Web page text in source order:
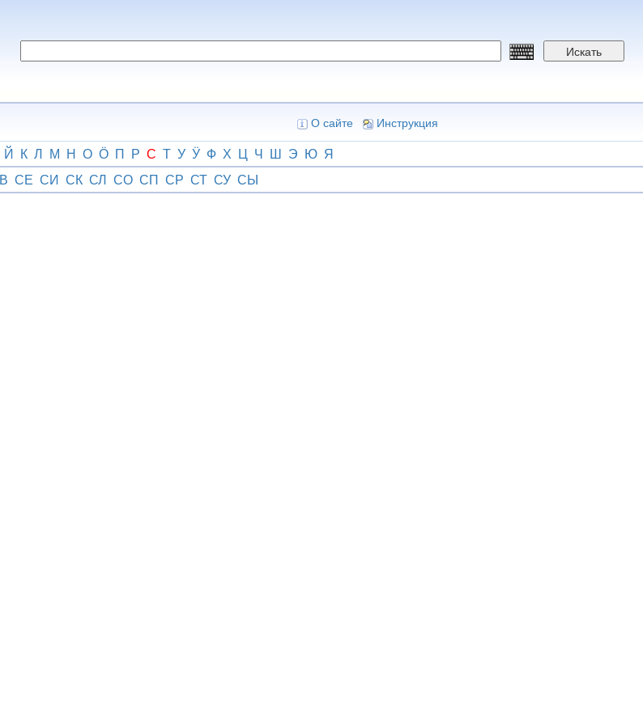
Искать
О сайте Инструкция
Й К Л М Н О Ӧ П Р С Т У Ӱ Ф Х Ц Ч Ш Э Ю Я
СЕ СИ СК СЛ СО СП СР СТ СУ СЫ